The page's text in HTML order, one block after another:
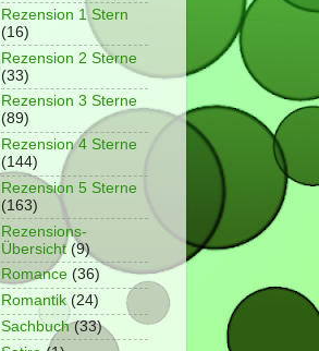
Rezension 1 Stern
(16)
Rezension 2 Sterne
(33)
Rezension 3 Sterne
(89)
Rezension 4 Sterne
(144)
Rezension 5 Sterne
(163)
Rezensions-
Übersicht (9)
Romance (36)
Romantik (24)
Sachbuch (33)